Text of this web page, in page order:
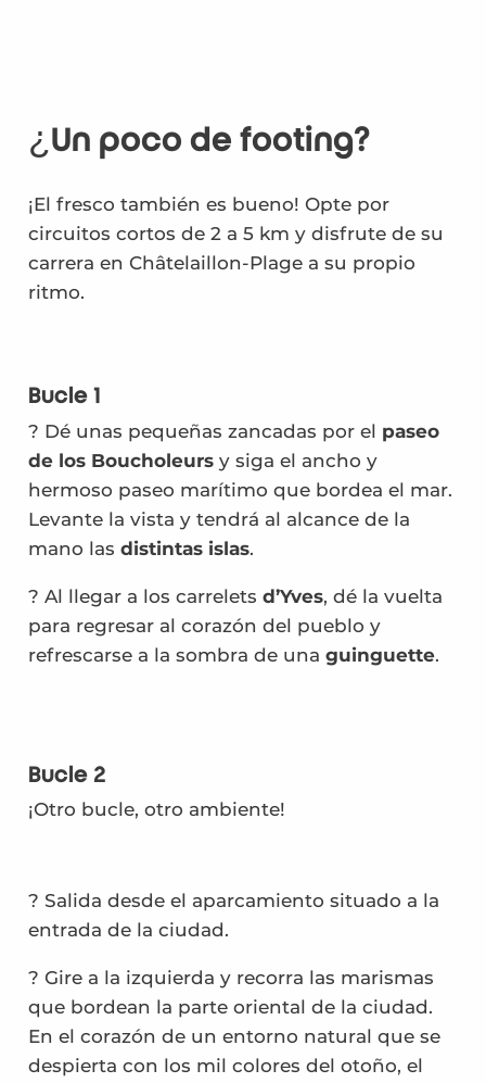
¿Un poco de footing?
¡El fresco también es bueno! Opte por
circuitos cortos de 2 a 5 km y disfrute de su
carrera en Châtelaillon-Plage a su propio
ritmo.
Bucle 1
? Dé unas pequeñas zancadas por el paseo
de los Boucholeursy siga el ancho y
hermoso paseo marítimo que bordea el mar.
Levante la vista y tendrá al alcance de la
mano las distintas islas.
? Al llegar a los carrelets d’Yves, dé la vuelta
para regresar al corazón del pueblo y
refrescarse a la sombra de una guinguette.
Bucle 2
¡Otro bucle, otro ambiente!
? Salida desde el aparcamiento situado a la
entrada de la ciudad.
? Gire a la izquierda y recorra las marismas
que bordean la parte oriental de la ciudad.
En el corazón de un entorno natural que se
despierta con los mil colores del otoño, el